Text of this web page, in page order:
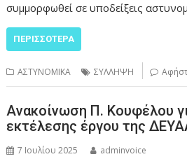
συμμορφωθεί σε υποδείξεις
ΠΕΡΙΣΣΌΤΕΡΑ
ΑΣΤΥΝΟΜΙΚΑ ΣΥΛΛΗΨΗ
Ανακοίνωση Π. Κουφέλου
εκτέλεσης έργου της
7 Ιουλίου 2025 adminvoice